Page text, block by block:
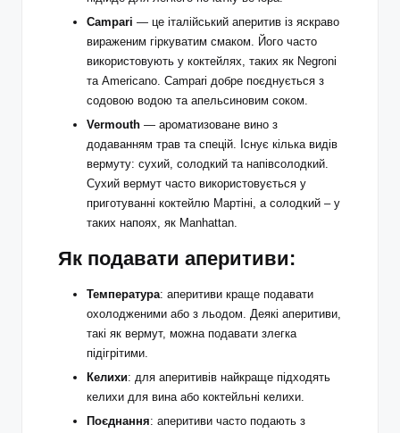
Campari — це італійський аперитив із яскраво
вираженим гіркуватим смаком. Його часто
використовують у коктейлях, таких як Negroni
та Americano. Campari добре поєднується з
содовою водою та апельсиновим соком.
Vermouth — ароматизоване вино з
додаванням трав та спецій. Існує кілька видів
вермуту: сухий, солодкий та напівсолодкий.
Сухий вермут часто використовується у
приготуванні коктейлю Мартіні, а солодкий – у
таких напоях, як Manhattan.
Як подавати аперитиви:
Температура: аперитиви краще подавати
охолодженими або з льодом. Деякі аперитиви,
такі як вермут, можна подавати злегка
підігрітими.
Келихи: для аперитивів найкраще підходять
келихи для вина або коктейльні келихи.
Поєднання: аперитиви часто подають з